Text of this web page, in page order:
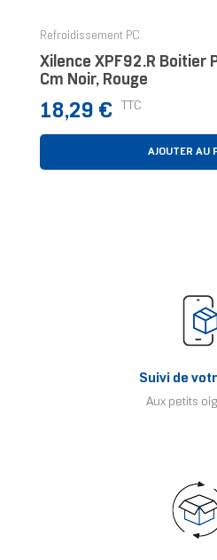
Refroidissement PC
Xilence XPF92.R Boitier
Cm Noir, Rouge
Prix
18,29 € TTC
AJOUTER AU
Suivi de
Aux petits